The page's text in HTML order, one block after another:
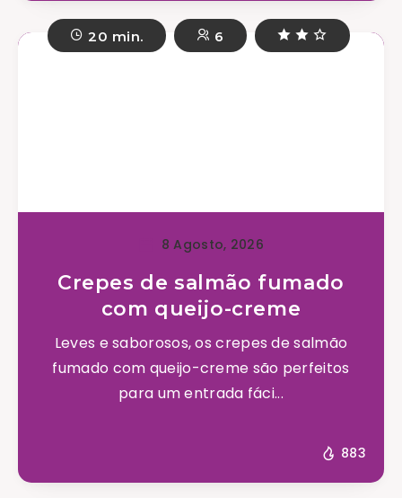
20 min. 6
8 Agosto, 2026
Crepes de salmão fumado
com queijo-creme
Leves e saborosos, os crepes de salmão
fumado com queijo-creme são perfeitos
para um entrada fáci...
883